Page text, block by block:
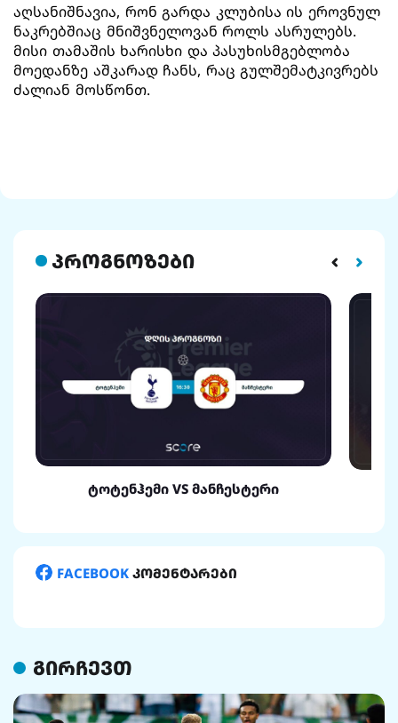
აღსანიშნავია, რონ გარდა კლუბისა ის ეროვნულ
ნაკრებშიაც მნიშვნელოვან როლს ასრულებს.
მისი თამაშის ხარისხი და პასუხისმგებლობა
მოედანზე აშკარად ჩანს, რაც გულშემატკივრებს
ძალიან მოსწონთ.
პროგნოზები
ტოტენჰემი VS მანჩესტერი
FACEBOOK კომენტარები
გირჩევთ